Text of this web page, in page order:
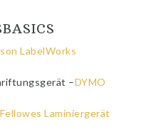
LabelWorks
–DYMO
Fellowes Laminiergerät